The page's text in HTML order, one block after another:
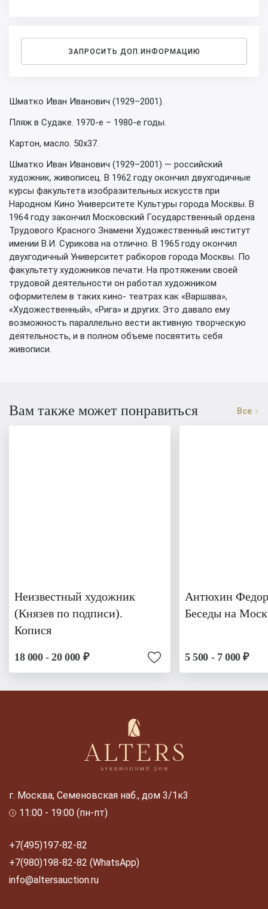
ЗАПРОСИТЬ ДОП.ИНФОРМАЦИЮ
Шматко Иван Иванович (1929–2001).
Пляж в Судаке. 1970-е – 1980-е годы.
Картон, масло. 50х37.
Шматко Иван Иванович (1929–2001) — российский
художник, живописец. В 1962 году окончил двухгодичные
курсы факультета изобразительных искусств при
Народном Кино Университете Культуры города Москвы. В
1964 году закончил Московский Государственный ордена
Трудового Красного Знамени Художественный институт
имении В.И. Сурикова на отлично. В 1965 году окончил
двухгодичный Университет рабкоров города Москвы. По
факультету художников печати. На протяжении своей
трудовой деятельности он работал художником
оформителем в таких кино- театрах как «Варшава»,
«Художественный», «Рига» и других. Это давало ему
возможность параллельно вести активную творческую
деятельность, и в полном объеме посвятить себя
живописи.
Вам также может понравиться Все
Неизвестный художник
(Князев по подписи).
Копися
18 000 - 20 000 ₽
Антюхин
Беседы на
5 500 - 7 000 ₽
г. Москва, Семеновская наб., дом 3/1к3
11:00 - 19:00 (пн-пт)
+7(495)197-82-82
+7(980)198-82-82 (WhatsApp)
info@altersauction.ru